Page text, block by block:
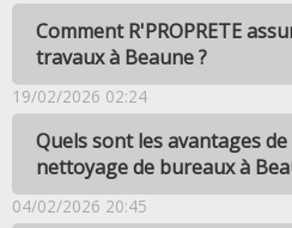
Comment R'PROPRETE
travaux à Beaune ?
19/02/2026 02:24
Quels sont les avantages
nettoyage de bureaux à
04/02/2026 20:45